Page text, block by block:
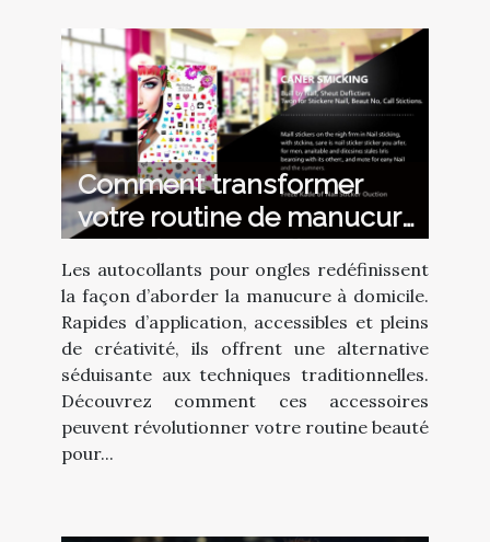
Comment transformer
votre routine de manucure
avec des autocollants ?
Les autocollants pour ongles redéfinissent
la façon d’aborder la manucure à domicile.
Rapides d’application, accessibles et pleins
de créativité, ils offrent une alternative
séduisante aux techniques traditionnelles.
Découvrez comment ces accessoires
peuvent révolutionner votre routine beauté
pour...